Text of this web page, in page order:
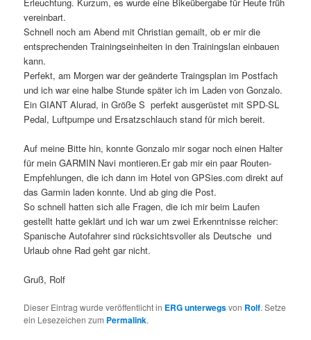
vereinbart.
Schnell noch am Abend mit Christian gemailt, ob er mir die
entsprechenden Trainingseinheiten in den Trainingslan einbauen
kann.
Perfekt, am Morgen war der geänderte Traingsplan im Postfach
und ich war eine halbe Stunde später ich im Laden von Gonzalo.
Ein GIANT Alurad, in Größe S perfekt ausgerüstet mit SPD-SL
Pedal, Luftpumpe und Ersatzschlauch stand für mich bereit.
Auf meine Bitte hin, konnte Gonzalo mir sogar noch einen Halter
für mein GARMIN Navi montieren.Er gab mir ein paar Routen-
Empfehlungen, die ich dann im Hotel von GPSies.com direkt auf
das Garmin laden konnte. Und ab ging die Post.
So schnell hatten sich alle Fragen, die ich mir beim Laufen
gestellt hatte geklärt und ich war um zwei Erkenntnisse reicher:
Spanische Autofahrer sind rücksichtsvoller als Deutsche und
Urlaub ohne Rad geht gar nicht.
Gruß, Rolf
Dieser Eintrag wurde veröffentlicht in ERG unterwegsvon Rolf. Setze
ein Lesezeichen zum Permalink.